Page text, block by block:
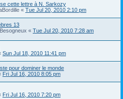
cette lettre à N. Sarkozy
« Tue Jul 20, 2010 2:10 pm
13
« Tue Jul 20, 2010 7:28 am
Sun Jul 18, 2010 11:41 pm
pour dominer le monde
Fri Jul 16, 2010 8:05 pm
Fri Jul 16, 2010 7:20 pm